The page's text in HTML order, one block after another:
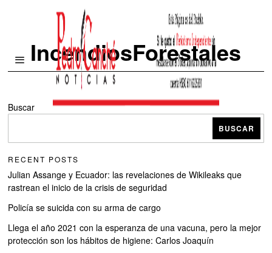
IncendiosForestales
Buscar
BUSCAR
RECENT POSTS
Julian Assange y Ecuador: las revelaciones de Wikileaks que
rastrean el inicio de la crisis de seguridad
Policía se suicida con su arma de cargo
Llega el año 2021 con la esperanza de una vacuna, pero la mejor
protección son los hábitos de higiene: Carlos Joaquín